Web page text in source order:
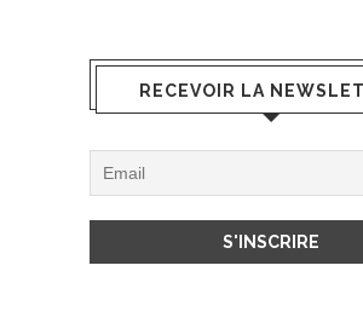
RECEVOIR LA